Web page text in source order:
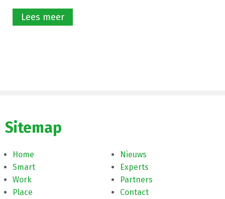
Lees meer
Sitemap
Home
Smart
Work
Place
Nieuws
Experts
Partners
Contact